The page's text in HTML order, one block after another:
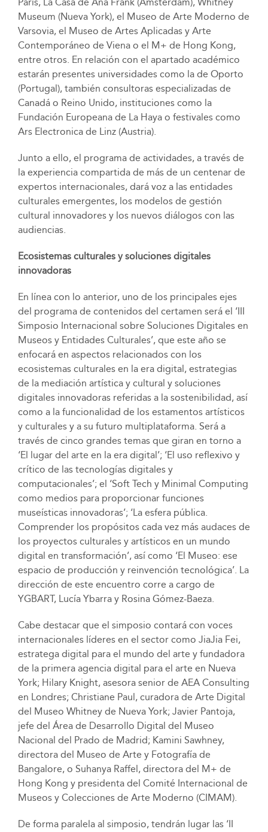
Museum (Nueva York), el Museo de Arte Moderno de
Varsovia, el Museo de Artes Aplicadas y Arte
Contemporáneo de Viena o el M+ de Hong Kong,
entre otros. En relación con el apartado académico
estarán presentes universidades como la de Oporto
(Portugal), también consultoras especializadas de
Canadá o Reino Unido, instituciones como la
Fundación Europeana de La Haya o festivales como
Ars Electronica de Linz (Austria).
Junto a ello, el programa de actividades, a través de
la experiencia compartida de más de un centenar de
expertos internacionales, dará voz a las entidades
culturales emergentes, los modelos de gestión
cultural innovadores y los nuevos diálogos con las
audiencias.
Ecosistemas culturales y soluciones digitales
innovadoras
En línea con lo anterior, uno de los principales ejes
del programa de contenidos del certamen será el ‘III
Simposio Internacional sobre Soluciones Digitales en
Museos y Entidades Culturales’, que este año se
enfocará en aspectos relacionados con los
ecosistemas culturales en la era digital, estrategias
de la mediación artística y cultural y soluciones
digitales innovadoras referidas a la sostenibilidad, así
como a la funcionalidad de los estamentos artísticos
y culturales y a su futuro multiplataforma. Será a
través de cinco grandes temas que giran en torno a
‘El lugar del arte en la era digital’; ‘El uso reflexivo y
crítico de las tecnologías digitales y
computacionales’; el ‘Soft Tech y Minimal Computing
como medios para proporcionar funciones
museísticas innovadoras’; ‘La esfera pública.
Comprender los propósitos cada vez más audaces de
los proyectos culturales y artísticos en un mundo
digital en transformación’, así como ‘El Museo: ese
espacio de producción y reinvención tecnológica’. La
dirección de este encuentro corre a cargo de
YGBART, Lucía Ybarra y Rosina Gómez-Baeza.
Cabe destacar que el simposio contará con voces
internacionales líderes en el sector como JiaJia Fei,
estratega digital para el mundo del arte y fundadora
de la primera agencia digital para el arte en Nueva
York; Hilary Knight, asesora senior de AEA Consulting
en Londres; Christiane Paul, curadora de Arte Digital
del Museo Whitney de Nueva York; Javier Pantoja,
jefe del Área de Desarrollo Digital del Museo
Nacional del Prado de Madrid; Kamini Sawhney,
directora del Museo de Arte y Fotografía de
Bangalore, o Suhanya Raffel, directora del M+ de
Hong Kong y presidenta del Comité Internacional de
Museos y Colecciones de Arte Moderno (CIMAM).
De forma paralela al simposio, tendrán lugar las ‘II